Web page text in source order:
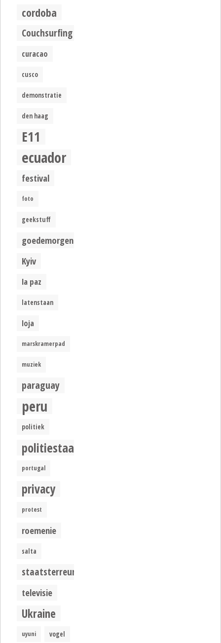
cordoba
Couchsurfing
curacao
cusco
demonstratie
den haag
E11
ecuador
festival
foto
geekstuff
goedemorgen
Kyiv
la paz
latenstaan
loja
marskramerpad
muziek
paraguay
peru
politiek
politiestaat
portugal
privacy
protest
roemenie
salta
staatsterreur
televisie
Ukraine
uyuni vogel